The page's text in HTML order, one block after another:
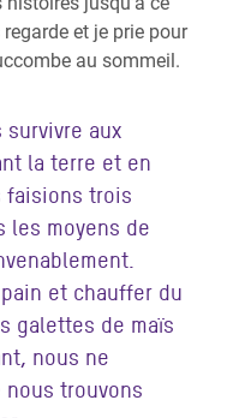
regarde et je prie pour
au sommeil.
survivre aux
la terre et en
faisions trois
les moyens de
et chauffer du
galettes de maïs
nous ne
nous trouvons